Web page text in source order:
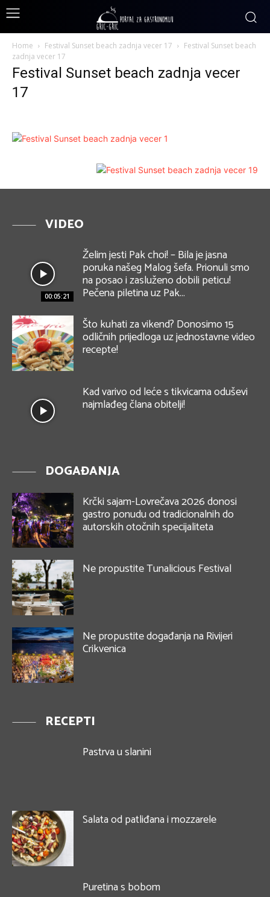
Home Festival Sunset beach zadnja vecer 17
Festival Sunset beach
zadnja vecer 17
Festival Sunset beach zadnja vecer
17
VIDEO
00:05:21
Želim jesti Pak choi! – Bila je jasna
poruka našeg Malog šefa. Prionuli smo
na posao i zasluženo dobili peticu!
Pečena piletina uz Pak...
Što kuhati za vikend? Donosimo 15
odličnih prijedloga uz jednostavne video
recepte!
Kad varivo od leće s tikvicama oduševi
najmlađeg člana obitelji!
DOGAĐANJA
Krčki sajam-Lovrečava 2026 donosi
gastro ponudu od tradicionalnih do
autorskih otočnih specijaliteta
Ne propustite Tunalicious Festival
Ne propustite događanja na Rivijeri
Crikvenica
RECEPTI
Pastrva u slanini
Salata od patliđana i mozzarele
Puretina s bobom